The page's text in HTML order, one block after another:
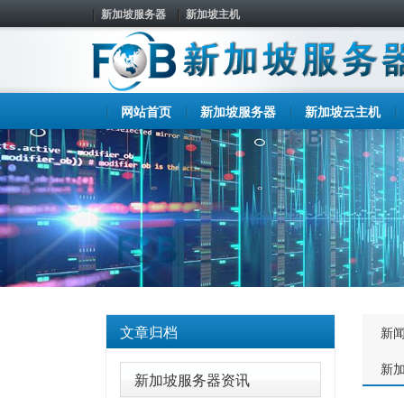
新加坡服务器 新加坡主机
网站首页 新加坡服务器 新加坡云主机
文章归档
新加坡服务器资讯
新
新